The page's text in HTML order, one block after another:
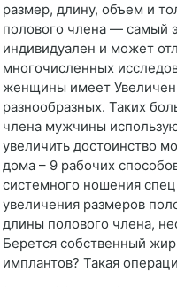
размер, длину, объем и
полового члена — самый
индивидуален и может
многочисленных
женщины имеет
разнообразных. Таких
члена мужчины
увеличить достоинство
дома – 9 рабочих
системного ношения
увеличения размеров
длины полового члена,
Берется собственный
имплантов? Такая